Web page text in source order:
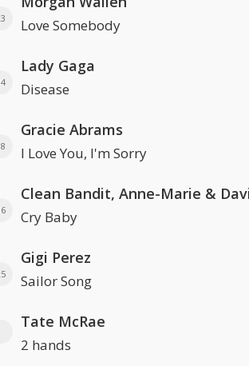
Love Somebody
Lady Gaga
Disease
Gracie Abrams
I Love You, I'm Sorry
Cry Baby
Gigi Perez
Sailor Song
Tate McRae
2 hands